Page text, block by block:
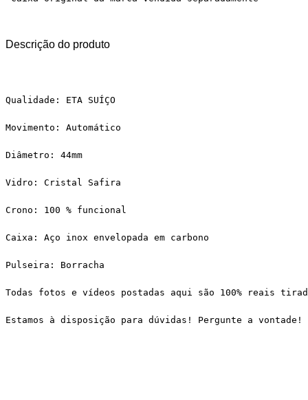
Descrição do produto
Qualidade: ETA SUÍÇO
Movimento: Automático
Diâmetro: 44mm
Vidro: Cristal Safira
Crono: 100 % funcional
Caixa: Aço inox envelopada em carbono
Pulseira: Borracha
Todas fotos e vídeos postadas aqui são 100% reais
Estamos à disposição para dúvidas! Pergunte a vontade!